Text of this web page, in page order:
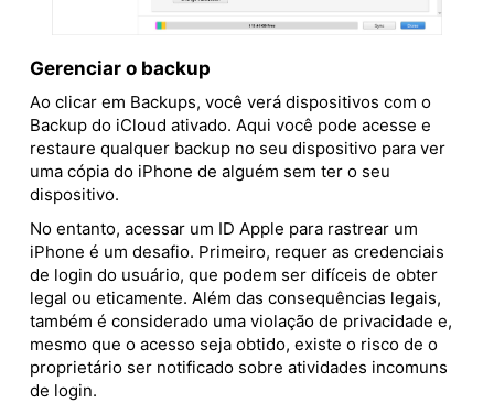
Gerenciar o backup
Ao clicar em Backups, você verá dispositivos com o
Backup do iCloud ativado. Aqui você pode acesse e
restaure qualquer backup no seu dispositivo para ver
uma cópia do iPhone de alguém sem ter o seu
dispositivo.
No entanto, acessar um ID Apple para rastrear um
iPhone é um desafio. Primeiro, requer as credenciais
de login do usuário, que podem ser difíceis de obter
legal ou eticamente. Além das consequências legais,
também é considerado uma violação de privacidade e,
mesmo que o acesso seja obtido, existe o risco de o
proprietário ser notificado sobre atividades incomuns
de login.